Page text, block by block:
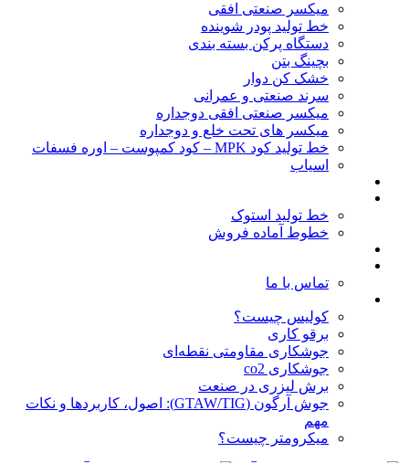
ميكسر صنعتی افقی
خط تولید پودر شوينده
دستگاه پرکن بسته بندی
بچينگ بتن
خشک کن دوار
سرند صنعتی و عمرانی
میکسر صنعتی افقی دوجداره
میکسر های تحت خلع و دوجداره
خط تولید کود MPK – کود کمپوست – اوره فسفات
اسیاب
خط تولید استوک
خطوط آماده فروش
تماس با ما
کولیس چیست؟
برقو کاری
جوشکاری مقاومتی نقطه‌ای
جوشکاری co2
برش لیزری در صنعت
جوش آرگون (GTAW/TIG): اصول، کاربردها و نکات
مهم
میکرومتر چیست؟